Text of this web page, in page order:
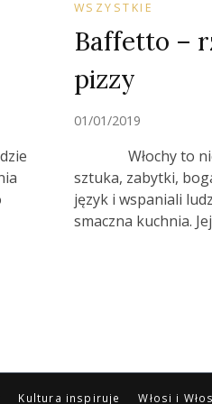
WSZYSTKIE
Baffetto –
pizzy
01/01/2019
Włochy to nie
sztuka, zabytki,
język i wspaniali
smaczna kuchnia.
Kultura inspiruje Włosi i